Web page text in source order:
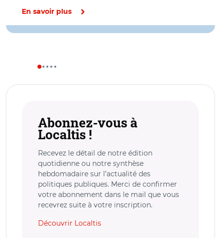
En savoir plus
Abonnez-vous à
Localtis !
Recevez le détail de notre édition
quotidienne ou notre synthèse
hebdomadaire sur l’actualité des
politiques publiques. Merci de confirmer
votre abonnement dans le mail que vous
recevrez suite à votre inscription.
Découvrir Localtis